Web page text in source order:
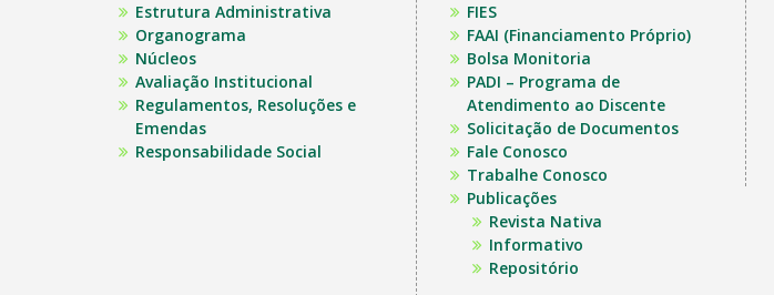
Estrutura Administrativa
Organograma
Núcleos
Avaliação Institucional
Regulamentos, Resoluções e
Emendas
Responsabilidade Social
FIES
FAAI (Financiamento Próprio)
Bolsa Monitoria
PADI – Programa de
Atendimento ao Discente
Solicitação de Documentos
Fale Conosco
Trabalhe Conosco
Publicações
Revista Nativa
Informativo
Repositório